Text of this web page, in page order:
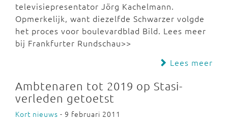
televisiepresentator Jörg Kachelmann.
Opmerkelijk, want diezelfde Schwarzer volgde
het proces voor boulevardblad Bild. Lees meer
bij Frankfurter Rundschau>>
Lees meer
Ambtenaren tot 2019 op Stasi-
verleden getoetst
Kort nieuws - 9 februari 2011